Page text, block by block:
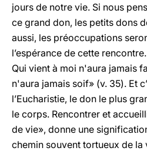
jours de notre vie. Si nous
ce grand don, les petits dons
aussi, les préoccupations
l’espérance de cette
Qui vient à moi n'aura jamais
n'aura jamais soif» (v. 35). Et
l’Eucharistie, le don le plus
le corps. Rencontrer et
de vie», donne une
chemin souvent tortueux de la